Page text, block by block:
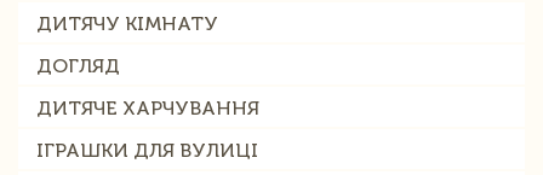
ДИТЯЧУ КІМНАТУ
ДОГЛЯД
ДИТЯЧЕ ХАРЧУВАННЯ
ІГРАШКИ ДЛЯ ВУЛИЦІ